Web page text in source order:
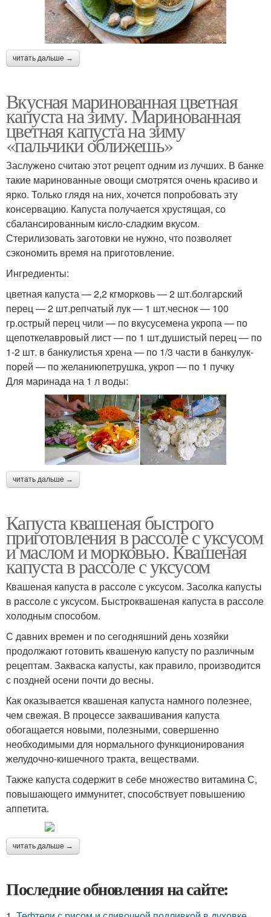
читать дальше →
Вкусная маринованная цветная
капуста на зиму. Маринованная
цветная капуста на зиму
«пальчики оближешь»
Заслужено считаю этот рецепт одним из лучших. В банке
такие маринованные овощи смотрятся очень красиво и
ярко. Только глядя на них, хочется попробовать эту
консервацию. Капуста получается хрустящая, со
сбалансированным кисло-сладким вкусом.
Стерилизовать заготовки не нужно, что позволяет
сэкономить время на приготовление.
Ингредиенты:
цветная капуста — 2,2 кгморковь — 2 шт.болгарский
перец — 2 шт.репчатый лук — 1 шт.чеснок — 100
гр.острый перец чили — по вкусусемена укропа — по
щепоткелавровый лист — по 1 шт.душистый перец — по
1-2 шт. в банкулистья хрена — по 1/3 части в банкулук-
порей — по желаниюпетрушка, укроп — по 1 пучку
Для маринада на 1 л воды:
читать дальше →
Капуста квашеная быстрого
приготовления в рассоле с уксусом
и маслом и морковью. Квашеная
капуста в рассоле с уксусом
Квашеная капуста в рассоле с уксусом. Засолка капусты
в рассоле с уксусом. Быстроквашеная капуста в рассоле
холодным способом.
С давних времен и по сегодняшний день хозяйки
продолжают готовить квашеную капусту по различным
рецептам. Закваска капусты, как правило, производится
с поздней осени почти до весны.
Как оказывается квашеная капуста намного полезнее,
чем свежая. В процессе заквашивания капуста
обогащается новыми, полезными, совершенно
необходимыми для нормального функционирования
желудочно-кишечного тракта, веществами.
Также капуста содержит в себе множество витамина С,
повышающего иммунитет, способствует повышению
аппетита.
читать дальше →
Последние обновления на сайте: